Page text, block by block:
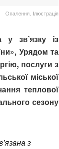
Опалення. Ілюстрація
у зв’язку із
Урядом та
послуги з
міської
теплової
сезону
з